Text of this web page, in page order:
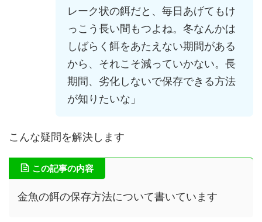
レーク状の餌だと、毎日あげてもけ
っこう長い間もつよね。冬なんかは
しばらく餌をあたえない期間がある
から、それこそ減っていかない。長
期間、劣化しないで保存できる方法
が知りたいな」
こんな疑問を解決します
この記事の内容
金魚の餌の保存方法について書いています